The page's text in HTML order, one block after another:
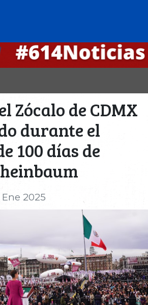
Zócalo de CDMX
durante el
100 días de
Ene 2025